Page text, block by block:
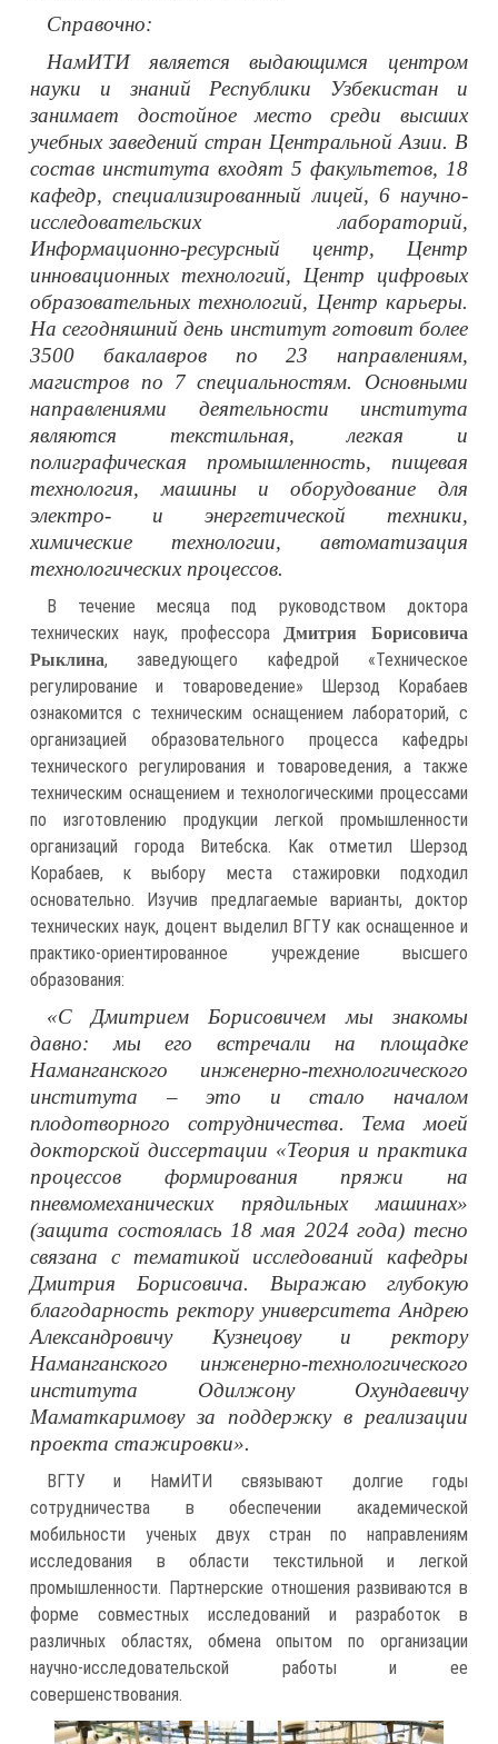
Справочно:
НамИТИ является выдающимся центром
науки и знаний Республики Узбекистан и
занимает достойное место среди высших
учебных заведений стран Центральной Азии. В
состав института входят 5 факультетов, 18
кафедр, специализированный лицей, 6 научно-
исследовательских лабораторий,
Информационно-ресурсный центр, Центр
инновационных технологий, Центр цифровых
образовательных технологий, Центр карьеры.
На сегодняшний день институт готовит более
3500 бакалавров по 23 направлениям,
магистров по 7 специальностям. Основными
направлениями деятельности института
являются текстильная, легкая и
полиграфическая промышленность, пищевая
технология, машины и оборудование для
электро- и энергетической техники,
химические технологии, автоматизация
технологических процессов.
В течение месяца под руководством доктора
технических наук, профессораДмитрия Борисовича
Рыклина, заведующего кафедрой «Техническое
регулирование и товароведение» Шерзод Корабаев
ознакомится с техническим оснащением лабораторий, с
организацией образовательного процесса кафедры
технического регулирования и товароведения, а также
техническим оснащением и технологическими процессами
по изготовлению продукции легкой промышленности
организаций города Витебска. Как отметил Шерзод
Корабаев, к выбору места стажировки подходил
основательно. Изучив предлагаемые варианты, доктор
технических наук, доцент выделил ВГТУ как оснащенное и
практико-ориентированное учреждение высшего
образования:
«С Дмитрием Борисовичем мы знакомы
давно: мы его встречали на площадке
Наманганского инженерно-технологического
института – это и стало началом
плодотворного сотрудничества. Тема моей
докторской диссертации «Теория и практика
процессов формирования пряжи на
пневмомеханических прядильных машинах»
(защита состоялась 18 мая 2024 года) тесно
связана с тематикой исследований кафедры
Дмитрия Борисовича. Выражаю глубокую
благодарность ректору университета Андрею
Александровичу Кузнецову и ректору
Наманганского инженерно-технологического
института Одилжону Охундаевичу
Маматкаримову за поддержку в реализации
проекта стажировки».
ВГТУ и НамИТИ связывают долгие годы
сотрудничества в обеспечении академической
мобильности ученых двух стран по направлениям
исследования в области текстильной и легкой
промышленности. Партнерские отношения развиваются в
форме совместных исследований и разработок в
различных областях, обмена опытом по организации
научно-исследовательской работы и ее
совершенствования.